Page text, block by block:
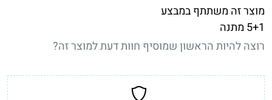
מוצר זה משתתף במבצע
5+1 מתנה
רוצה להיות הראשון שמוסיף חוות דעת למוצר זה?